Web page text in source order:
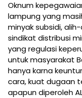
Oknum
lampung yang
minyak subsidi,
sindikat distribusi
yang regulasi
untuk masyarakat
hanya karna
cara, kuat dugaan
apapun diperoleh